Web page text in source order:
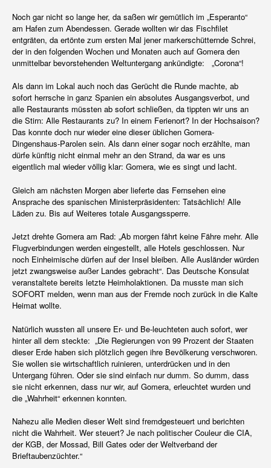
Noch gar nicht so lange her, da saßen wir gemütlich im „Esperanto“
am Hafen zum Abendessen. Gerade wollten wir das Fischfilet
entgräten, da ertönte zum ersten Mal jener markerschütternde Schrei,
der in den folgenden Wochen und Monaten auch auf Gomera den
unmittelbar bevorstehenden Weltuntergang ankündigte: „Corona“!
Als dann im Lokal auch noch das Gerücht die Runde machte, ab
sofort herrsche in ganz Spanien ein absolutes Ausgangsverbot, und
alle Restaurants müssten ab sofort schließen, da tippten wir uns an
die Stirn: Alle Restaurants zu? In einem Ferienort? In der Hochsaison?
Das konnte doch nur wieder eine dieser üblichen Gomera-
Dingenshaus-Parolen sein. Als dann einer sogar noch erzählte, man
dürfe künftig nicht einmal mehr an den Strand, da war es uns
eigentlich mal wieder völlig klar: Gomera, wie es singt und lacht.
Gleich am nächsten Morgen aber lieferte das Fernsehen eine
Ansprache des spanischen Ministerpräsidenten: Tatsächlich! Alle
Läden zu. Bis auf Weiteres totale Ausgangssperre.
Jetzt drehte Gomera am Rad: „Ab morgen fährt keine Fähre mehr. Alle
Flugverbindungen werden eingestellt, alle Hotels geschlossen. Nur
noch Einheimische dürfen auf der Insel bleiben. Alle Ausländer würden
jetzt zwangsweise außer Landes gebracht“. Das Deutsche Konsulat
veranstaltete bereits letzte Heimholaktionen. Da musste man sich
SOFORT melden, wenn man aus der Fremde noch zurück in die Kalte
Heimat wollte.
Natürlich wussten all unsere Er- und Be-leuchteten auch sofort, wer
hinter all dem steckte: „Die Regierungen von 99 Prozent der Staaten
dieser Erde haben sich plötzlich gegen ihre Bevölkerung verschworen.
Sie wollen sie wirtschaftlich ruinieren, unterdrücken und in den
Untergang führen. Oder sie sind einfach nur dumm. So dumm, dass
sie nicht erkennen, dass nur wir, auf Gomera, erleuchtet wurden und
die „Wahrheit“ erkennen konnten.
Nahezu alle Medien dieser Welt sind fremdgesteuert und berichten
nicht die Wahrheit. Wer steuert? Je nach politischer Couleur die CIA,
der KGB, der Mossad, Bill Gates oder der Weltverband der
Brieftaubenzüchter.“